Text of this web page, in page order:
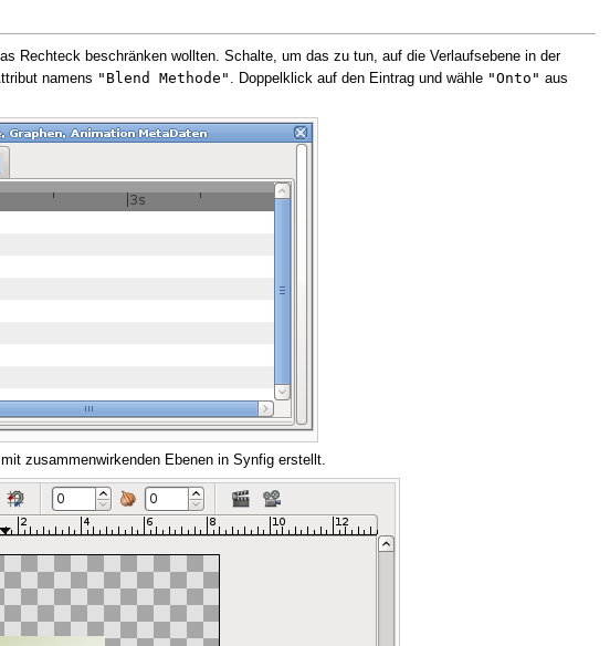
Rechteck beschränken wollten. Schalte, um das zu tun, auf die Verlaufsebene in der
namens "Blend Methode" . Doppelklick auf den Eintrag und wähle "Onto" aus
zusammenwirkenden Ebenen in Synfig erstellt.